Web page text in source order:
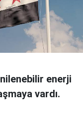
enerji
vardı.